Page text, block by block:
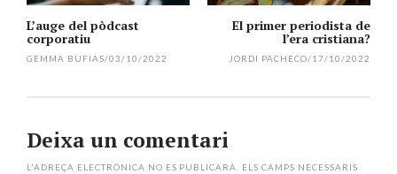
El primer periodista de
l’era cristiana?
JORDI PACHECO/17/10/2022
L’auge del pòdcast
corporatiu
GEMMA BUFIAS/03/10/2022
Deixa un comentari
L'ADREÇA ELECTRÒNICA NO ES PUBLICARÀ. ELS CAMPS NECESSARIS